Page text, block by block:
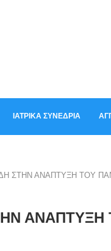
ΙΑΤΡΙΚΆ ΣΥΝΈΔΡΙΑ
ΣΤΗΝ ΑΝΑΠΤΥΞΗ ΤΟΥ
ΑΝΑΠΤΥΞΗ